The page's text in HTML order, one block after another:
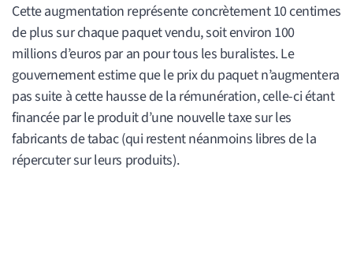
Cette augmentation représente concrètement 10 centimes
de plus sur chaque paquet vendu, soit environ 100
millions d’euros par an pour tous les buralistes. Le
gouvernement estime que le prix du paquet n’augmentera
pas suite à cette hausse de la rémunération, celle-ci étant
financée par le produit d’une nouvelle taxe sur les
fabricants de tabac (qui restent néanmoins libres de la
répercuter sur leurs produits).